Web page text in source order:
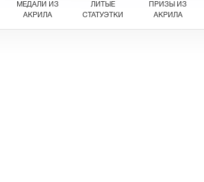
МЕДАЛИ ИЗ
АКРИЛА
ЛИТЫЕ
СТАТУЭТКИ
ПРИЗЫ ИЗ
АКРИЛА